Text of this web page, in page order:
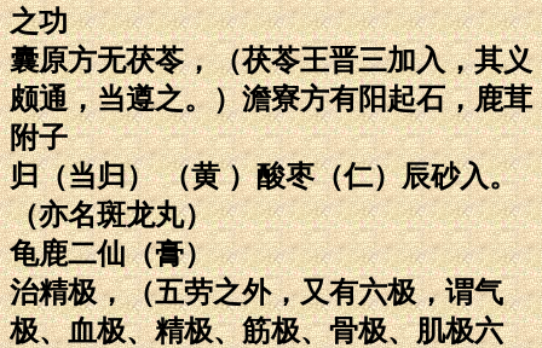
之功
囊原方无茯苓，（茯苓王晋三加入，其义
颇通，当遵之。）澹寮方有阳起石，鹿茸
附子
归（当归） （黄 ）酸枣（仁）辰砂入。
（亦名斑龙丸）
龟鹿二仙（膏）
治精极，（五劳之外，又有六极，谓气
极、血极、精极、筋极、骨极、肌极六